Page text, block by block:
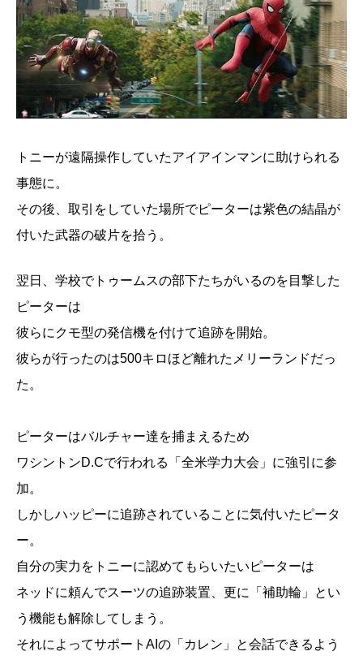
トニーが遠隔操作していたアイアインマンに助けられる
事態に。
その後、取引をしていた場所でピーターは紫色の結晶が
付いた武器の破片を拾う。
翌日、学校でトゥームスの部下たちがいるのを目撃した
ピーターは
彼らにクモ型の発信機を付けて追跡を開始。
彼らが行ったのは500キロほど離れたメリーランドだっ
た。
ピーターはバルチャー達を捕まえるため
ワシントンD.Cで行われる「全米学力大会」に強引に参
加。
しかしハッピーに追跡されていることに気付いたピータ
ー。
自分の実力をトニーに認めてもらいたいピーターは
ネッドに頼んでスーツの追跡装置、更に「補助輪」とい
う機能も解除してしまう。
それによってサポートAIの「カレン」と会話できるよう